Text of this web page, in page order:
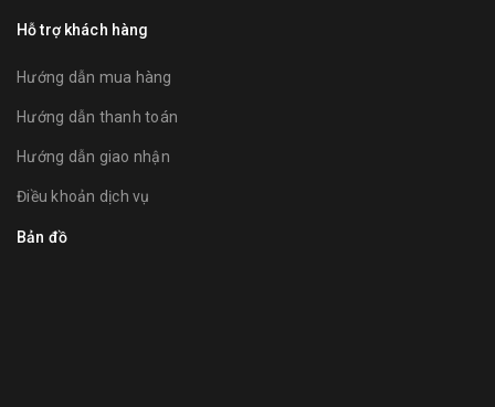
Hỗ trợ khách hàng
Hướng dẫn mua hàng
Hướng dẫn thanh toán
Hướng dẫn giao nhận
Điều khoản dịch vụ
Bản đồ